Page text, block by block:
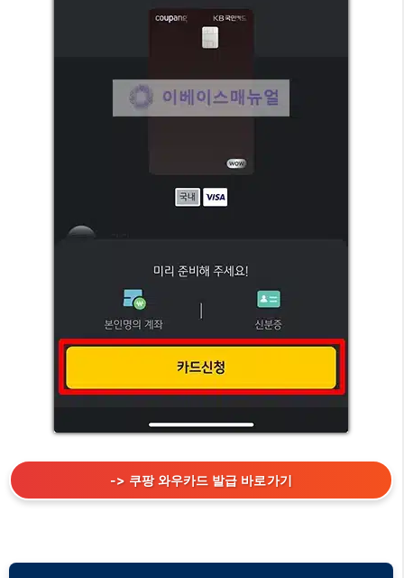
-> 쿠팡 와우카드 발급 바로가기